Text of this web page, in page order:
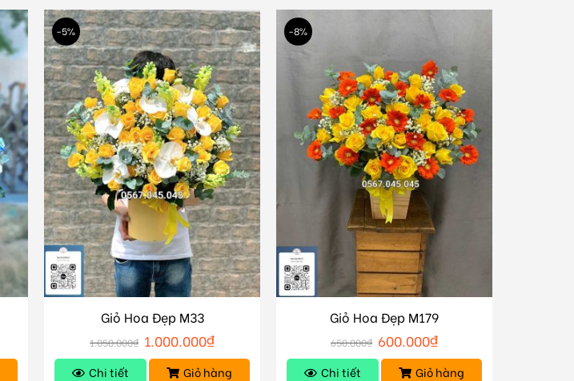
-5%
Giỏ Hoa Đẹp M33
1.050.000₫ 1.000.000₫
Chi tiết Giỏ hàng
-8%
Giỏ Hoa Đẹp M179
650.000₫ 600.000₫
Chi tiết Giỏ hàng